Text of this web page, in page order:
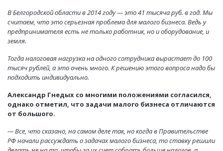
В Белгородской области в 2014 году — это 41 тысяча руб. в год. Мы
считаем, что это серьезная проблема для малого бизнеса. Ведь у
предпринимателя есть не только работник, но и оборудование, и
земля.
Тогда налоговая нагрузка на одного сотрудника вырастает до 100
тысяч рублей, а это очень много. К решению этого вопроса надо бы
подходить индивидуально.
Александр Гнедых со многими положениями согласился,
однако отметил, что задачи малого бизнеса отличаются
от большого.
— Все, что сказано, на самом деле так, но когда в Правительстве
РФ начали рассуждать о задачах малого бизнеса, то ставку решили